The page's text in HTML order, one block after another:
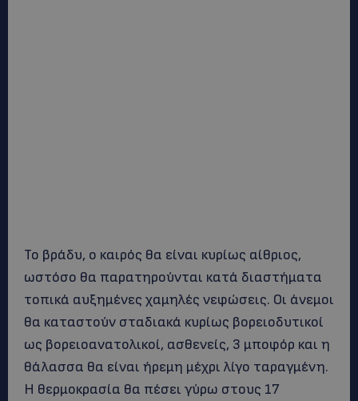
Το βράδυ, ο καιρός θα είναι κυρίως αίθριος,
ωστόσο θα παρατηρούνται κατά διαστήματα
τοπικά αυξημένες χαμηλές νεφώσεις. Οι άνεμοι
θα καταστούν σταδιακά κυρίως βορειοδυτικοί
ως βορειοανατολικοί, ασθενείς, 3 μποφόρ και η
θάλασσα θα είναι ήρεμη μέχρι λίγο ταραγμένη.
Η θερμοκρασία θα πέσει γύρω στους 17